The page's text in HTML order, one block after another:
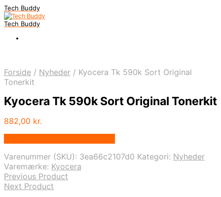
Tech Buddy
Tech Buddy
Forside / Nyheder / Kyocera Tk 590k Sort Original
Tonerkit
Kyocera Tk 590k Sort Original Tonerkit
882,00 kr.
Varenummer (SKU): 3ea66c2107d0 Kategori: Nyheder
Varemærke: Kyocera
Previous Product
Next Product